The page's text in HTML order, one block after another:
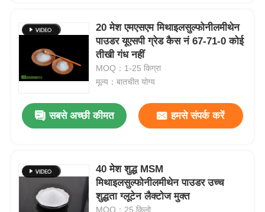
गुणवत्ता नियंत्रण
एमएसएम पाउडर
एमएसएम मिथाइलसल्फोनीलमीथेन
एमएसएम डाइमिथाइल सल्फोन
20 मेश एमएसएम मिथाइलसुल्फोनीलमीथेन
पाउडर यूएसपी ग्रेड कैस नं 67-71-0 कोई
तीखी गंध नहीं
MOQ：1-25 किग्रा
मूल्य：बातचीत योग्य
सबसे अच्छी कीमत हमसे संपर्क करें
40 मेश शुद्ध MSM
मिथाइलसुल्फोनीलमीथेन पाउडर उच्च
शुद्धता ग्लूटेन लैक्टोज मुक्त
MOQ：25 किलो